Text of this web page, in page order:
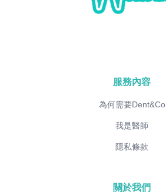
服務內容
為何需要Dent&Co
我是醫師
隱私條款
關於我們